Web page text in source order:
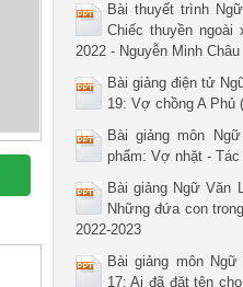
Bài thuyết trình
Chiếc thuyền ngoài
2022 - Nguyễn Minh Châu
Bài giảng điện tử
19: Vợ chồng A Phủ
Bài giảng môn
phẩm: Vợ nhặt -
Bài giảng Ngữ Văn
Những đứa con
2022-2023
Bài giảng môn
17: Ai đã đặt tên